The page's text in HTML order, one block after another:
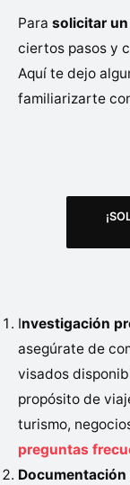
Para solicitar
ciertos pasos y
Aquí te dejo
familiarizarte
Investigación
asegúrate de
visados
propósito de
turismo,
preguntas